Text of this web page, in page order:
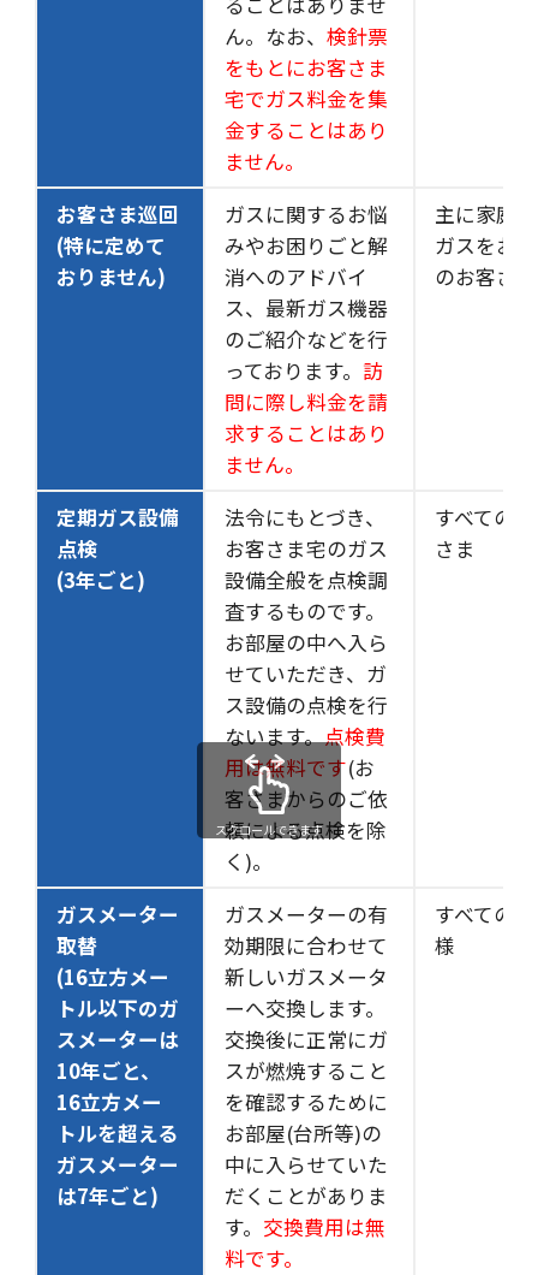
ん。なお、検針票
をもとにお客さま
宅でガス料金を集
金することはあり
ません。
お客さま巡回
(特に定めて
おりません)
ガスに関するお悩
みやお困りごと解
消へのアドバイ
ス、最新ガス機器
のご紹介などを行
っております。 訪
問に際し料金を請
求することはあり
ません。
主に家庭
ガスをお
のお客さま
定期ガス設備
点検
(3年ごと)
法令にもとづき、
お客さま宅のガス
設備全般を点検調
査するものです。
お部屋の中へ入ら
せていただき、ガ
ス設備の点検を行
ないます。点検費
用は無料です(お
客さまからのご依
頼による点検を除
く)。
すべての
さま
ガスメーター
取替
(16立方メー
トル以下のガ
スメーターは
10年ごと、
16立方メー
トルを超える
ガスメーター
は7年ごと)
ガスメーターの有
効期限に合わせて
新しいガスメータ
ーへ交換します。
交換後に正常にガ
スが燃焼すること
を確認するために
お部屋(台所等)の
中に入らせていた
だくことがありま
す。 交換費用は無
料です。
すべての
様
スクロールできます